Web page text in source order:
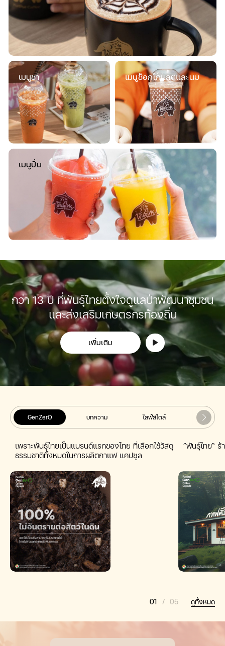
เมนูชา เมนูช็อกโกแลตและนม
เมนูปั่น
กว่า 13 ปี ที่พันธุ์ไทยตั้งใจดูแลป่าพัฒนาชุมชน
และส่งเสริมเกษตรกรท้องถิ่น
เพิ่มเติม
GenZerO บทความ ไลฟ์สไตล์ ข่าว
01 / 05 ดูทั้งหมด
เพราะพันธุ์ไทยเป็นแบรนด์แรกของไทย ที่เลือกใช้วัสดุ
ธรรมชาติทั้งหมดในการผลิตกาแฟ แคปซูล
”พันธุ์ไทย“